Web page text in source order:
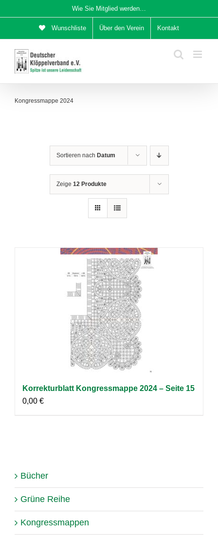
Inhalt
Wie Sie Mitglied werden…
Wunschliste Über den Verein Kontakt
Kongressmappe 2024
Sortieren nach Datum
Zeige 12 Produkte
Korrekturblatt Kongressmappe 2024 – Seite 15
0,00 €
Bücher
Grüne Reihe
Kongressmappen